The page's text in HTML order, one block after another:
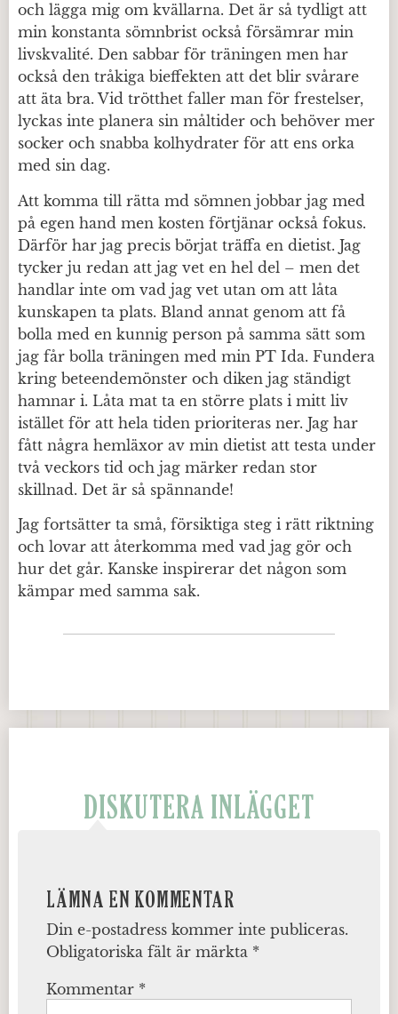
och lägga mig om kvällarna. Det är så tydligt att
min konstanta sömnbrist också försämrar min
livskvalité. Den sabbar för träningen men har
också den tråkiga bieffekten att det blir svårare
att äta bra. Vid trötthet faller man för frestelser,
lyckas inte planera sin måltider och behöver mer
socker och snabba kolhydrater för att ens orka
med sin dag.
Att komma till rätta md sömnen jobbar jag med
på egen hand men kosten förtjänar också fokus.
Därför har jag precis börjat träffa en dietist. Jag
tycker ju redan att jag vet en hel del – men det
handlar inte om vad jag vet utan om att låta
kunskapen ta plats. Bland annat genom att få
bolla med en kunnig person på samma sätt som
jag får bolla träningen med min PT Ida. Fundera
kring beteendemönster och diken jag ständigt
hamnar i. Låta mat ta en större plats i mitt liv
istället för att hela tiden prioriteras ner. Jag har
fått några hemläxor av min dietist att testa under
två veckors tid och jag märker redan stor
skillnad. Det är så spännande!
Jag fortsätter ta små, försiktiga steg i rätt riktning
och lovar att återkomma med vad jag gör och
hur det går. Kanske inspirerar det någon som
kämpar med samma sak.
DISKUTERA INLÄGGET
LÄMNA EN KOMMENTAR
Din e-postadress kommer inte publiceras.
Obligatoriska fält är märkta *
Kommentar *